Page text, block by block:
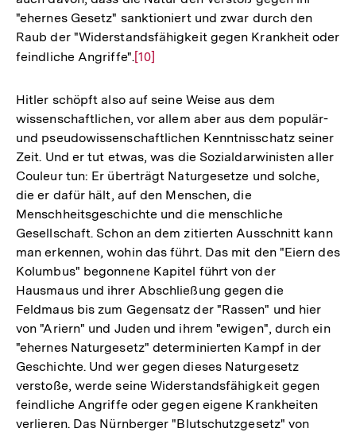
der
Fußnote
"ehernes Gesetz" sanktioniert und zwar durch den
Raub der "Widerstandsfähigkeit gegen Krankheit oder
feindliche Angriffe".Zur
der
Fußnote
[10]
Hitler schöpft also auf seine Weise aus dem
wissenschaftlichen, vor allem aber aus dem populär-
und pseudowissenschaftlichen Kenntnisschatz seiner
Zeit. Und er tut etwas, was die Sozialdarwinisten aller
Couleur tun: Er überträgt Naturgesetze und solche,
die er dafür hält, auf den Menschen, die
Menschheitsgeschichte und die menschliche
Gesellschaft. Schon an dem zitierten Ausschnitt kann
man erkennen, wohin das führt. Das mit den "Eiern des
Kolumbus" begonnene Kapitel führt von der
Hausmaus und ihrer Abschließung gegen die
Feldmaus bis zum Gegensatz der "Rassen" und hier
von "Ariern" und Juden und ihrem "ewigen", durch ein
"ehernes Naturgesetz" determinierten Kampf in der
Geschichte. Und wer gegen dieses Naturgesetz
verstoße, werde seine Widerstandsfähigkeit gegen
feindliche Angriffe oder gegen eigene Krankheiten
verlieren. Das Nürnberger "Blutschutzgesetz" von